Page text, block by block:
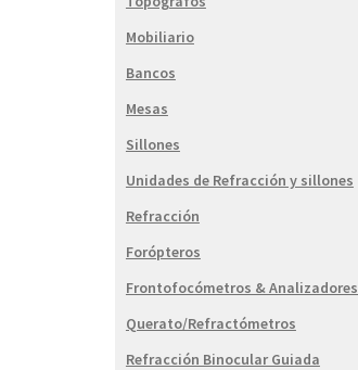
Mobiliario
Bancos
Mesas
Sillones
Unidades de Refracción y sillones
Refracción
Forópteros
Frontofocómetros &
Querato/Refractómetros
Refracción Binocular Guiada